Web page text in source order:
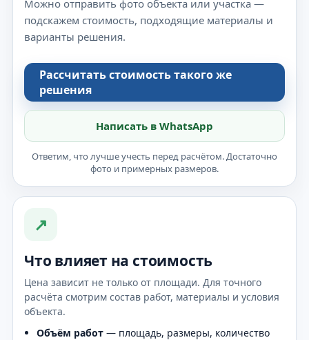
Можно отправить фото объекта или участка —
подскажем стоимость, подходящие материалы и
варианты решения.
Рассчитать стоимость такого же
решения
Написать в WhatsApp
Ответим, что лучше учесть перед расчётом. Достаточно
фото и примерных размеров.
↗
Что влияет на стоимость
Цена зависит не только от площади. Для точного
расчёта смотрим состав работ, материалы и условия
объекта.
Объём работ — площадь, размеры, количество